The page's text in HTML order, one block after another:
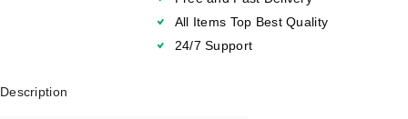
All Items Top Best Quality
24/7 Support
Description